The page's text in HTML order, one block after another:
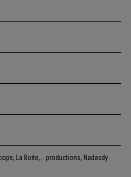
La Boite,... productions, Nadasdy